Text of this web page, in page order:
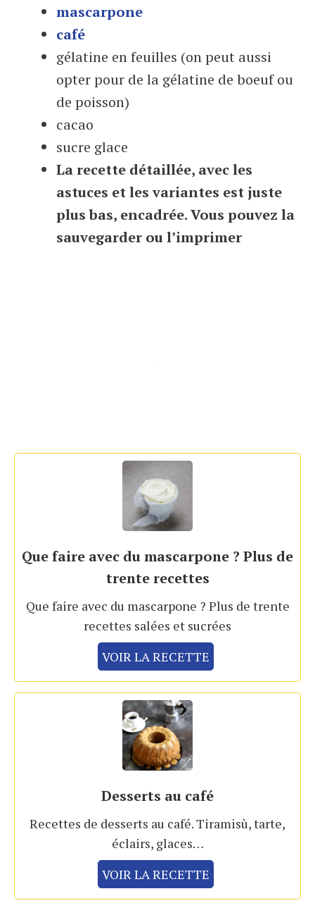
mascarpone
café
gélatine en feuilles (on peut aussi
opter pour de la gélatine de boeuf ou
de poisson)
cacao
sucre glace
La recette détaillée, avec les
astuces et les variantes est juste
plus bas, encadrée. Vous pouvez la
sauvegarder ou l’imprimer
Que faire avec du mascarpone ? Plus de
trente recettes
Que faire avec du mascarpone ? Plus de trente
recettes salées et sucrées
VOIR LA RECETTE
Desserts au café
Recettes de desserts au café. Tiramisù, tarte,
éclairs, glaces…
VOIR LA RECETTE